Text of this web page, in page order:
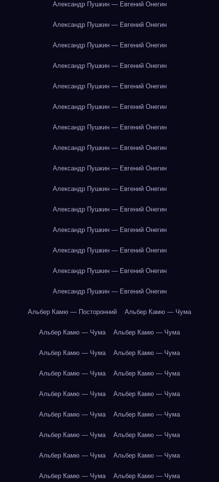
Александр Пушкин — Евгений Онегин
Александр Пушкин — Евгений Онегин
Александр Пушкин — Евгений Онегин
Александр Пушкин — Евгений Онегин
Александр Пушкин — Евгений Онегин
Александр Пушкин — Евгений Онегин
Александр Пушкин — Евгений Онегин
Александр Пушкин — Евгений Онегин
Александр Пушкин — Евгений Онегин
Александр Пушкин — Евгений Онегин
Александр Пушкин — Евгений Онегин
Александр Пушкин — Евгений Онегин
Александр Пушкин — Евгений Онегин
Александр Пушкин — Евгений Онегин
Александр Пушкин — Евгений Онегин
Альбер Камю — Посторонний Альбер Камю — Чума
Альбер Камю — Чума Альбер Камю — Чума
Альбер Камю — Чума Альбер Камю — Чума
Альбер Камю — Чума Альбер Камю — Чума
Альбер Камю — Чума Альбер Камю — Чума
Альбер Камю — Чума Альбер Камю — Чума
Альбер Камю — Чума Альбер Камю — Чума
Альбер Камю — Чума Альбер Камю — Чума
Альбер Камю — Чума Альбер Камю — Чума